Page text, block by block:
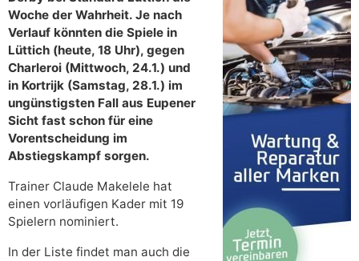
Woche der Wahrheit. Je nach
Verlauf könnten die Spiele in
Lüttich (heute, 18 Uhr), gegen
Charleroi (Mittwoch, 24.1.) und
in Kortrijk (Samstag, 28.1.) im
ungünstigsten Fall aus Eupener
Sicht fast schon für eine
Vorentscheidung im
Abstiegskampf sorgen.
Trainer Claude Makelele hat
einen vorläufigen Kader mit 19
Spielern nominiert.
In der Liste findet man auch die